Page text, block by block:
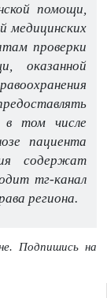
помощи,
медицинских
проверки
оказанной
в том числе
пациента
содержат
тг-канал
региона.
Подпишись на